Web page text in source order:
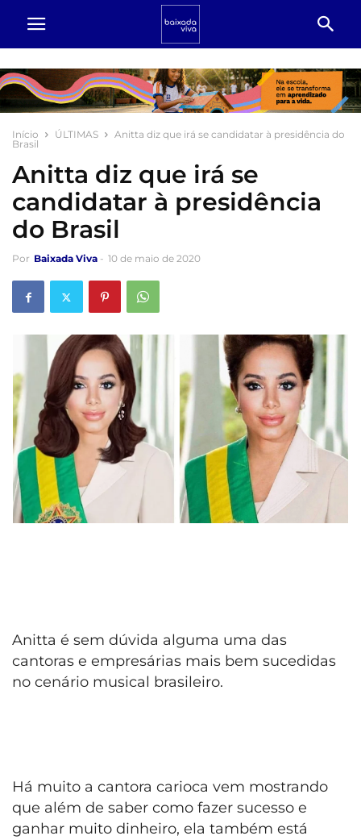
Início ÚLTIMAS
Anitta diz que irá se candidatar à presidência do
Brasil
Anitta diz que irá se
candidatar à presidência
do Brasil
Por Baixada Viva - 10 de maio de 2020
Anitta é sem dúvida alguma uma das
cantoras e empresárias mais bem sucedidas
no cenário musical brasileiro.
Há muito a cantora carioca vem mostrando
que além de saber como fazer sucesso e
ganhar muito dinheiro, ela também está